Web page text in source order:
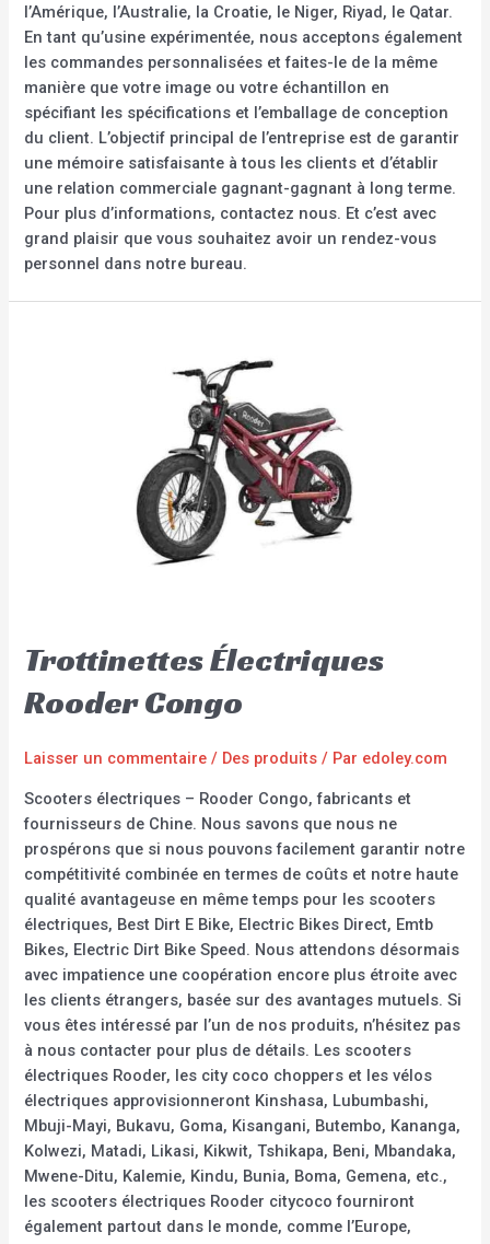
l’Amérique, l’Australie, la Croatie, le Niger, Riyad, le Qatar.
En tant qu’usine expérimentée, nous acceptons également
les commandes personnalisées et faites-le de la même
manière que votre image ou votre échantillon en
spécifiant les spécifications et l’emballage de conception
du client. L’objectif principal de l’entreprise est de garantir
une mémoire satisfaisante à tous les clients et d’établir
une relation commerciale gagnant-gagnant à long terme.
Pour plus d’informations, contactez nous. Et c’est avec
grand plaisir que vous souhaitez avoir un rendez-vous
personnel dans notre bureau.
Trottinettes Électriques
Rooder Congo
Laisser un commentaire / Des produits / Par edoley.com
Scooters électriques – Rooder Congo, fabricants et
fournisseurs de Chine. Nous savons que nous ne
prospérons que si nous pouvons facilement garantir notre
compétitivité combinée en termes de coûts et notre haute
qualité avantageuse en même temps pour les scooters
électriques, Best Dirt E Bike, Electric Bikes Direct, Emtb
Bikes, Electric Dirt Bike Speed. Nous attendons désormais
avec impatience une coopération encore plus étroite avec
les clients étrangers, basée sur des avantages mutuels. Si
vous êtes intéressé par l’un de nos produits, n’hésitez pas
à nous contacter pour plus de détails. Les scooters
électriques Rooder, les city coco choppers et les vélos
électriques approvisionneront Kinshasa, Lubumbashi,
Mbuji-Mayi, Bukavu, Goma, Kisangani, Butembo, Kananga,
Kolwezi, Matadi, Likasi, Kikwit, Tshikapa, Beni, Mbandaka,
Mwene-Ditu, Kalemie, Kindu, Bunia, Boma, Gemena, etc.,
les scooters électriques Rooder citycoco fourniront
également partout dans le monde, comme l’Europe,